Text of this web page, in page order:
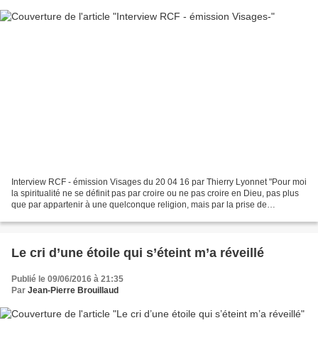
Interview RCF - émission Visages du 20 04 16 par Thierry Lyonnet "Pour moi
la spiritualité ne se définit pas par croire ou ne pas croire en Dieu, pas plus
que par appartenir à une quelconque religion, mais par la prise de
Le cri d’une étoile qui s’éteint m’a réveillé
Publié le 09/06/2016 à 21:35
Par Jean-Pierre Brouillaud